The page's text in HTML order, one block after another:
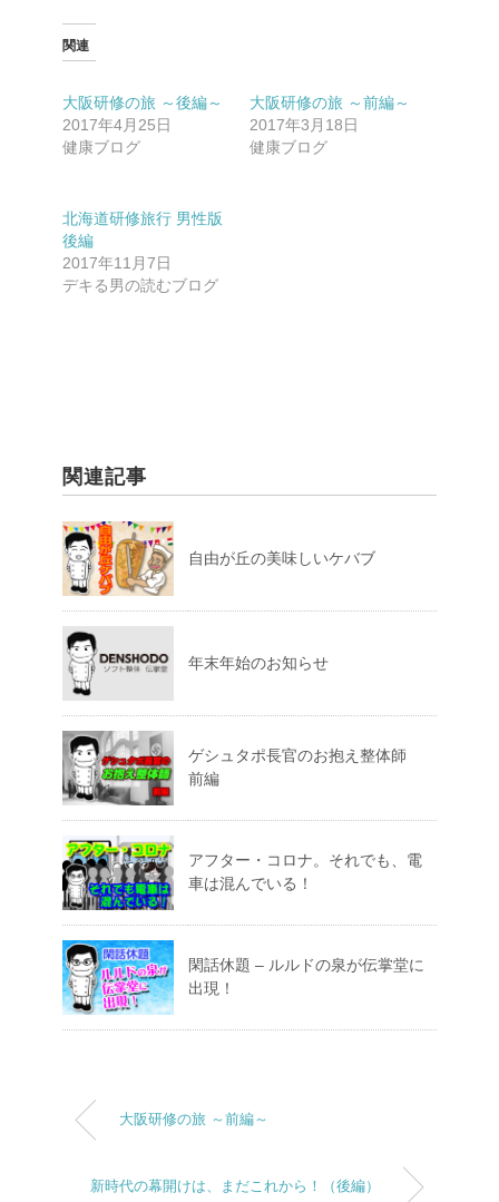
関連
大阪研修の旅 ～後編～
2017年4月25日
健康ブログ
大阪研修の旅 ～前編～
2017年3月18日
健康ブログ
北海道研修旅行 男性版
後編
2017年11月7日
デキる男の読むブログ
関連記事
自由が丘の美味しいケバブ
年末年始のお知らせ
ゲシュタポ長官のお抱え整体師
前編
アフター・コロナ。それでも、電
車は混んでいる！
閑話休題 – ルルドの泉が伝掌堂に
出現！
大阪研修の旅 ～前編～
新時代の幕開けは、まだこれから！（後編）